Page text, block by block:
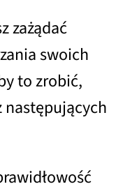
zażądać
swoich
to zrobić,
następujących